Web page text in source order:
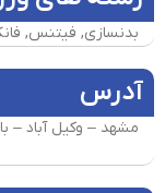
بدنسازی, فیتنس,
آدرس